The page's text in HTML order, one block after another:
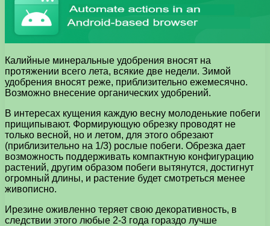
Калийные минеральные удобрения вносят на
протяжении всего лета, всякие две недели. Зимой
удобрения вносят реже, приблизительно ежемесячно.
Возможно внесение органических удобрений.
В интересах кущения каждую весну молоденькие побеги
прищипывают. Формирующую обрезку проводят не
только весной, но и летом, для этого обрезают
(приблизительно на 1/3) рослые побеги. Обрезка дает
возможность поддерживать компактную конфигурацию
растений, другим образом побеги вытянутся, достигнут
огромный длины, и растение будет смотреться менее
живописно.
Ирезине оживленно теряет свою декоративность, в
следствии этого любые 2-3 года гораздо лучше